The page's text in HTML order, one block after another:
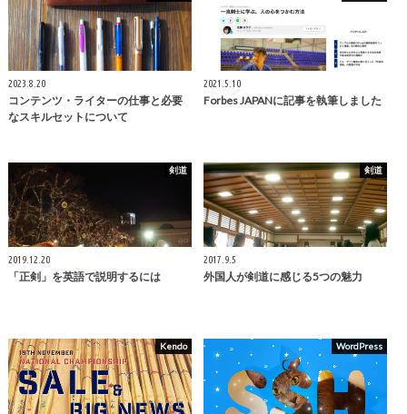
2023.8.20
コンテンツ・ライターの仕事と必要
なスキルセットについて
2021.5.10
Forbes JAPANに記事を執筆しました
剣道
2019.12.20
「正剣」を英語で説明するには
剣道
2017.9.5
外国人が剣道に感じる5つの魅力
Kendo WordPress